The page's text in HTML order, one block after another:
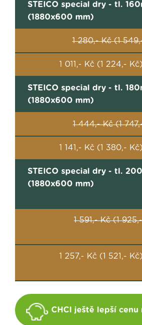
STEICO special dry - tl.
(1880x600 mm)
1 280,- Kč (1
1 011,- Kč (1 224,-
STEICO special dry - tl.
(1880x600 mm)
1 444,- Kč (1
1 141,- Kč (1 380,-
STEICO special dry - tl.
(1880x600 mm)
1 591,- Kč (1
1 257,- Kč (1 521,-
CHCI ještě lepší